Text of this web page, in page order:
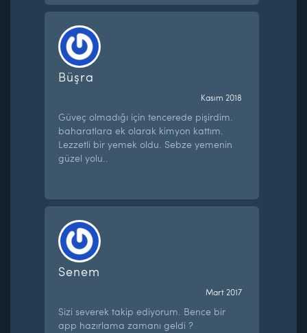
Büşra
Kasım 2018
Güveç olmadığı için tencerede pişirdim.
baharatlara ek olarak kimyon kattım.
Lezzetli bir yemek oldu. Sebze yemenin
güzel yolu..
Senem
Mart 2017
Sizi severek takip ediyorum. Bence bir
app hazırlama zamanı geldi ?